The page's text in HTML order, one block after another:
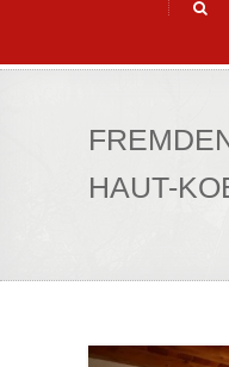
HAUT-